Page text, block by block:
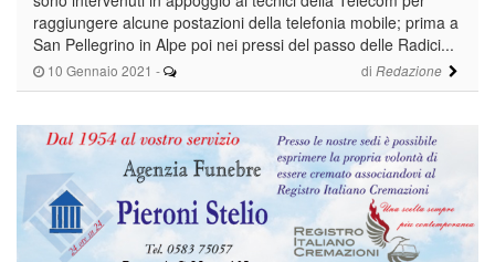
10 Gennaio 2021 - di Redazione
raggiungere alcune postazioni della telefonia mobile; prima a
San Pellegrino in Alpe poi nei pressi del passo delle Radici...